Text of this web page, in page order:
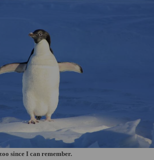
since I can remember.